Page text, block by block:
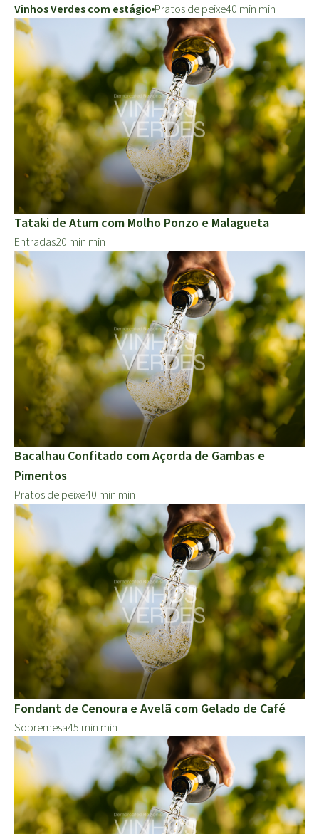
Vinhos Verdes com estágio Pratos de peixe40 min min
Tataki de Atum com Molho Ponzo e Malagueta
Entradas20 min min
Bacalhau Confitado com Açorda de Gambas e
Pimentos
Pratos de peixe40 min min
Fondant de Cenoura e Avelã com Gelado de Café
Sobremesa45 min min